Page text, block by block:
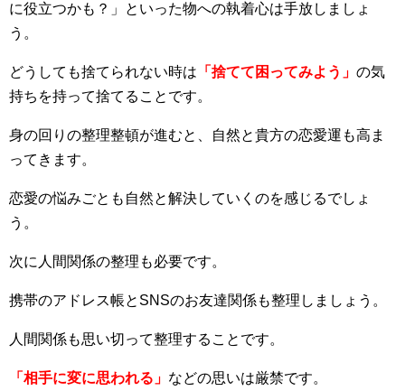
に役立つかも？」といった物への執着心は手放しましょ
う。
どうしても捨てられない時は 「捨てて困ってみよう」 の気
持ちを持って捨てることです。
身の回りの整理整頓が進むと、自然と貴方の恋愛運も高ま
ってきます。
恋愛の悩みごとも自然と解決していくのを感じるでしょ
う。
次に人間関係の整理も必要です。
携帯のアドレス帳とSNSのお友達関係も整理しましょう。
人間関係も思い切って整理することです。
「相手に変に思われる」 などの思いは厳禁です。